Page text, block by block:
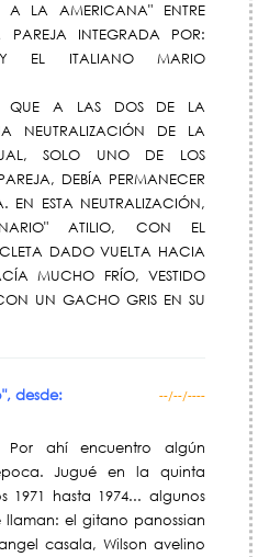
A LA AMERICANA" ENTRE
INTEGRADA POR:
EL ITALIANO MARIO
QUE A LAS DOS DE LA
NEUTRALIZACIÓN DE LA
SOLO UNO DE LOS
DEBÍA PERMANECER
EN ESTA NEUTRALIZACIÓN,
ATILIO, CON EL
DADO VUELTA HACIA
MUCHO FRÍO, VESTIDO
UN GACHO GRIS EN SU
desde:
--/--/----
Por ahí encuentro algún
Jugué en la quinta
1971 hasta 1974... algunos
llaman: el gitano panossian
casala, Wilson avelino